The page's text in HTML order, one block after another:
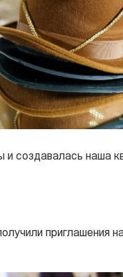
создавалась наша
приглашения